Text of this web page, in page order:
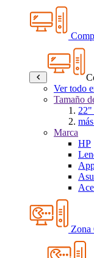
Ver todo
Tamaño
22"
Marca
HP
Zona